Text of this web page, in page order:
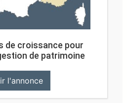
de croissance pour
de patrimoine
l'annonce